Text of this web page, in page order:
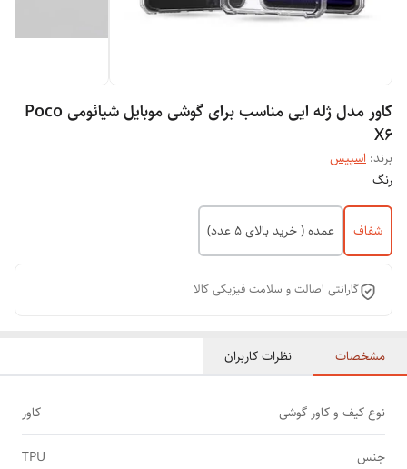
کاور مدل ژله ایی مناسب برای گوشی موبایل شیائومی Poco
X6
برند: اسپیس
رنگ
شفاف عمده ( خرید بالای 5 عدد)
گارانتی اصالت و سلامت فیزیکی کالا
مشخصات نظرات کاربران
نوع کیف و کاور گوشی کاور
جنس TPU